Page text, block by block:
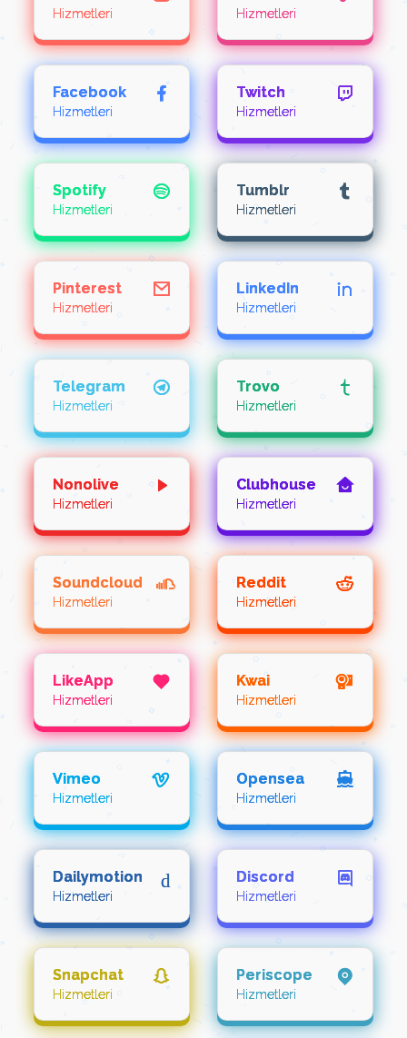
Hizmetleri Hizmetleri
Facebook
Hizmetleri
Twitch
Hizmetleri
Spotify
Hizmetleri
Tumblr
Hizmetleri
Pinterest
Hizmetleri
LinkedIn
Hizmetleri
Telegram
Hizmetleri
Trovo
Hizmetleri
Nonolive
Hizmetleri
Clubhouse
Hizmetleri
Soundcloud
Hizmetleri
Reddit
Hizmetleri
LikeApp
Hizmetleri
Kwai
Hizmetleri
Vimeo
Hizmetleri
Opensea
Hizmetleri
Dailymotion
Hizmetleri
d Discord
Hizmetleri
Snapchat
Hizmetleri
Periscope
Hizmetleri